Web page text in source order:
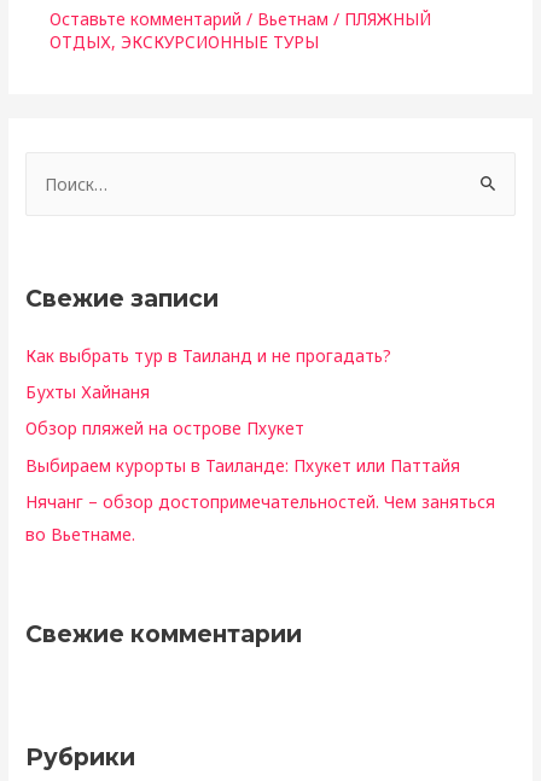
Оставьте комментарий / Вьетнам / ПЛЯЖНЫЙ
ОТДЫХ,ЭКСКУРСИОННЫЕ ТУРЫ
и
Свежие записи
Как выбрать тур в Таиланд и не прогадать?
Бухты Хайнаня
Обзор пляжей на острове Пхукет
Выбираем курорты в Таиланде: Пхукет или Паттайя
Нячанг – обзор достопримечательностей. Чем заняться
во Вьетнаме.
Свежие комментарии
Рубрики